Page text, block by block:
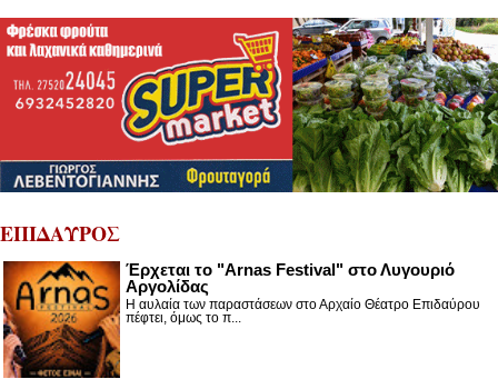
ΕΠΙΔΑΥΡΟΣ
Έρχεται το "Arnas Festival" στο Λυγουριό
Αργολίδας
Η αυλαία των παραστάσεων στο Αρχαίο Θέατρο Επιδαύρου
πέφτει, όμως το π...